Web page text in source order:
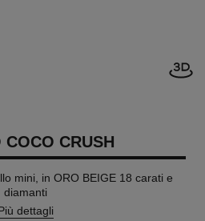
COCO CRUSH
mini, in ORO BEIGE 18 carati e
diamanti
dettagli